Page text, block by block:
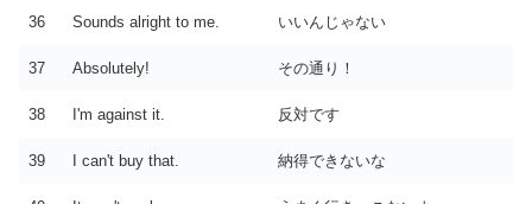
36 Sounds alright to me. いいんじゃない
37 Absolutely! その通り！
38 I'm against it. 反対です
39 I can't buy that. 納得できないな